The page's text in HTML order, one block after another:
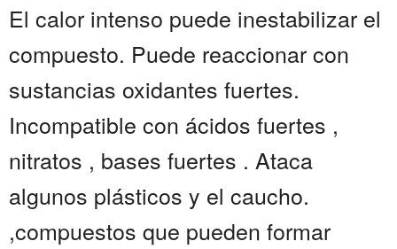
El calor intenso puede inestabilizar el
compuesto. Puede reaccionar con
sustancias oxidantes fuertes.
Incompatible con ácidos fuertes ,
nitratos , bases fuertes . Ataca
algunos plásticos y el caucho.
,compuestos que pueden formar